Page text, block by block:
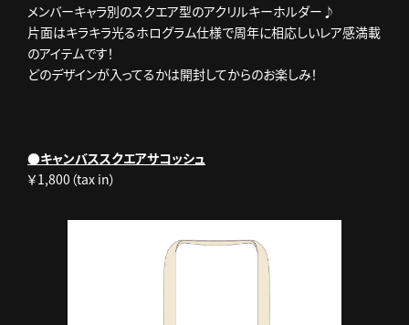
メンバーキャラ別のスクエア型のアクリルキーホルダー♪
片面はキラキラ光るホログラム仕様で周年に相応しいレア感満載
のアイテムです！
どのデザインが入ってるかは開封してからのお楽しみ！
●キャンバススクエアサコッシュ
￥1,800（tax in）